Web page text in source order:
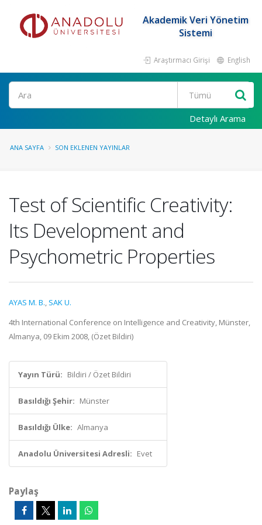
Akademik Veri Yönetim
Sistemi
Araştırmacı Girişi English
Ara
Detaylı Arama
ANA SAYFA SON EKLENEN YAYINLAR
Test of Scientific Creativity:
Its Development and
Psychometric Properties
AYAS M. B., SAK U.
4th International Conference on Intelligence and Creativity, Münster,
Almanya, 09 Ekim 2008, (Özet Bildiri)
Yayın Türü: Bildiri / Özet Bildiri
Basıldığı Şehir: Münster
Basıldığı Ülke: Almanya
Anadolu Üniversitesi Adresli: Evet
Paylaş